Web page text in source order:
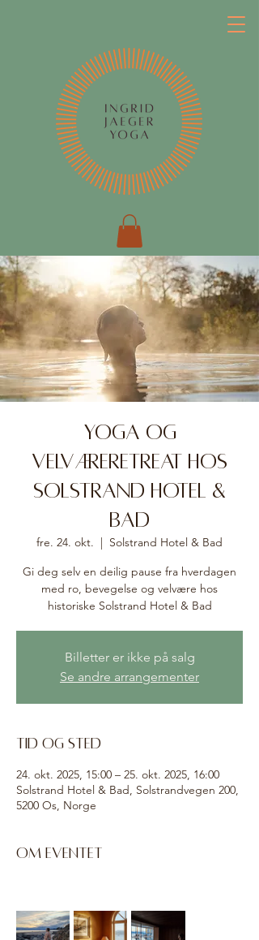
Yoga og
velværeretreat hos
Solstrand Hotel &
Bad
fre. 24. okt.
  |
Solstrand Hotel & Bad
Gi deg selv en deilig pause fra hverdagen
med ro, bevegelse og velvære hos
historiske Solstrand Hotel & Bad
Billetter er ikke på salg
Se andre arrangementer
Tid og sted
24. okt. 2025, 15:00 – 25. okt. 2025, 16:00
Solstrand Hotel & Bad, Solstrandvegen 200,
5200 Os, Norge
Om eventet